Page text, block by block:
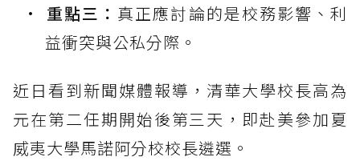
重點三： 真正應討論的是校務影響、利
益衝突與公私分際。
近日看到新聞媒體報導，清華大學校長高為
元在第二任期開始後第三天，即赴美參加夏
威夷大學馬諾阿分校校長遴選。